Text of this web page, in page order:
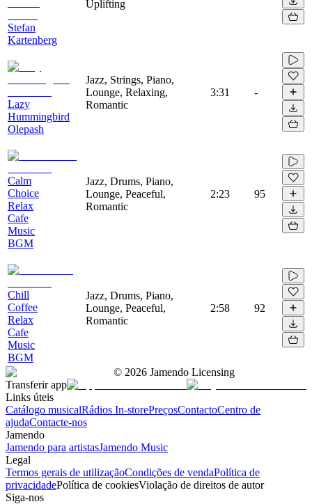
Stefan
Kartenberg
Uplifting
Lazy
Hummingbird
Olepash
Jazz, Strings, Piano,
Lounge, Relaxing,
Romantic
3:31 -
Calm
Choice
Relax
Cafe
Music
BGM
Jazz, Drums, Piano,
Lounge, Peaceful,
Romantic
2:23 95
Chill
Coffee
Relax
Cafe
Music
BGM
Jazz, Drums, Piano,
Lounge, Peaceful,
Romantic
2:58 92
© 2026 Jamendo Licensing
Transferir app
Links úteis
Catálogo musicalRádios In-storePreçosContactoCentro de
ajudaContacte-nos
Jamendo
Jamendo para artistasJamendo Music
Legal
Termos gerais de utilizaçãoCondições de vendaPolítica de
privacidadePolítica de cookiesViolação de direitos de autor
Siga-nos